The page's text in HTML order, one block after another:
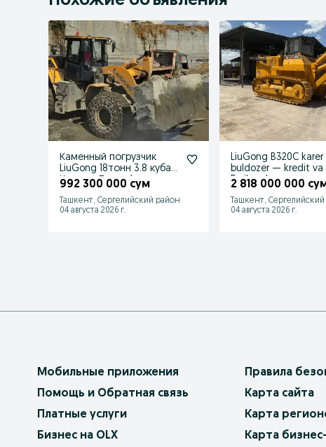
Каменный погрузчик
LiuGong 18тонн 3.8 куба |
Кредит, Лизинг!
992 300 000 сум
Ташкент, Сергелийский район
04 августа 2026 г.
LiuGong B320C karer
buldozer — kredit va
5 yilgacha
2 818 000 000
Ташкент,
04 августа 2026 г.
Мобильные приложения
Помощь и Обратная связь
Платные услуги
Бизнес на OLX
Правила
Карта сайта
Карта
Карта